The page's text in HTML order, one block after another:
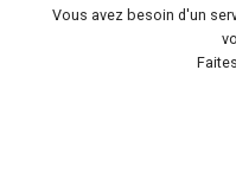
Vous avez besoin d'un